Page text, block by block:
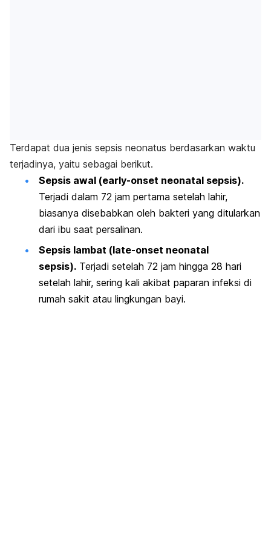
Terdapat dua jenis sepsis neonatus berdasarkan waktu
terjadinya, yaitu sebagai berikut.
Sepsis awal (early-onset neonatal sepsis).
Terjadi dalam 72 jam pertama setelah lahir,
biasanya disebabkan oleh bakteri yang ditularkan
dari ibu saat persalinan.
Sepsis lambat (late-onset neonatal
sepsis). Terjadi setelah 72 jam hingga 28 hari
setelah lahir, sering kali akibat paparan infeksi di
rumah sakit atau lingkungan bayi.